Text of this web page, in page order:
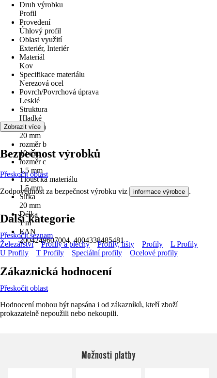
Druh výrobku
Profil
Provedení
Úhlový profil
Oblast využití
Exteriér, Interiér
Materiál
Kov
Specifikace materiálu
Nerezová ocel
Povrch/Povrchová úprava
Lesklé
Struktura
Hladké
rozměr a
20 mm
rozměr b
10 mm
rozměr c
1,5 mm
Tloušťka materiálu
1,5 mm
Šířka
20 mm
Délka
1 m
EAN
2004249607004, 4004338485481
Zobrazit více
Bezpečnost výrobků
Přeskočit oblast
Zodpovědnost za bezpečnost výrobku viz informace výrobce .
Další kategorie
Přeskočit seznam
Železářství
Profily a plechy Profily, lišty Profily
L Profily
U Profily
T Profily Speciální profily Ocelové profily
Zákaznická hodnocení
Přeskočit oblast
Hodnocení mohou být napsána i od zákazníků, kteří zboží
prokazatelně nepoužili nebo nekoupili.
Možnosti platby